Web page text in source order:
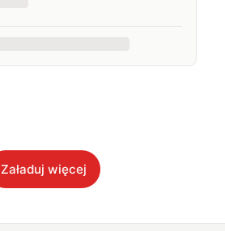
Załaduj więcej